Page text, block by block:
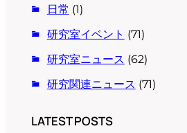
日常 (1)
研究室イベント (71)
研究室ニュース (62)
研究関連ニュース (71)
LATEST POSTS